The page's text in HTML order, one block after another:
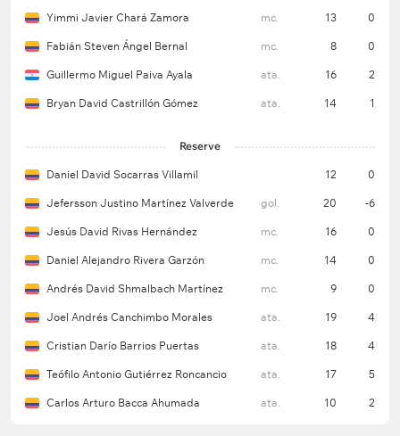
Yimmi Javier Chará Zamora mc. 13 0
Fabián Steven Ángel Bernal mc. 8 0
Guillermo Miguel Paiva Ayala ata. 16 2
Bryan David Castrillón Gómez ata. 14 1
Reserve
Daniel David Socarras Villamil 12 0
Jefersson Justino Martínez Valverde gol. 20 -6
Jesús David Rivas Hernández mc. 16 0
Daniel Alejandro Rivera Garzón mc. 14 0
Andrés David Shmalbach Martínez mc. 9 0
Joel Andrés Canchimbo Morales ata. 19 4
Cristian Darío Barrios Puertas ata. 18 4
Teófilo Antonio Gutiérrez Roncancio ata. 17 5
Carlos Arturo Bacca Ahumada ata. 10 2